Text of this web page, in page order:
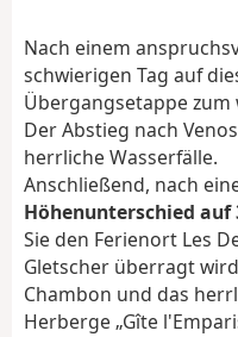
Nach einem
schwierigen Tag auf
Übergangsetappe
Der Abstieg nach
herrliche Wasserfälle.
Anschließend, nach
Höhenunterschied auf
Sie den Ferienort Les
Gletscher überragt
Chambon und das
Herberge „Gîte